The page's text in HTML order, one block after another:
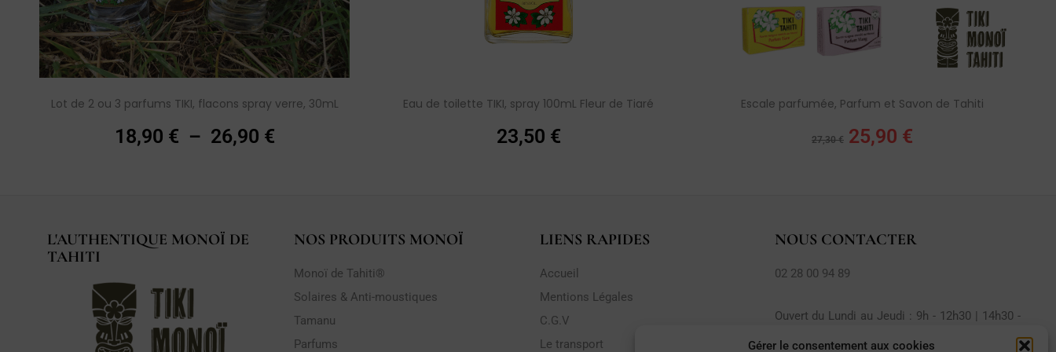
Gérer le consentement aux cookies
Lot de 2 ou 3 parfums TIKI, flacons spray verre, 30mL
18,90 € – 26,90 €
Eau de toilette TIKI, spray 100mL Fleur de Tiaré
23,50 €
Escale parfumée, Parfum et Savon de Tahiti
27,30€ 25,90 €
L'AUTHENTIQUE MONOÏ DE
TAHITI
NOS PRODUITS MONOÏ
Monoï de Tahiti®
Solaires & Anti-moustiques
Tamanu
Parfums
LIENS RAPIDES
Accueil
Mentions Légales
C.G.V
Le transport
NOUS CONTACTER
02 28 00 94 89
Ouvert du Lundi au Jeudi : 9h - 12h30 | 14h30 -